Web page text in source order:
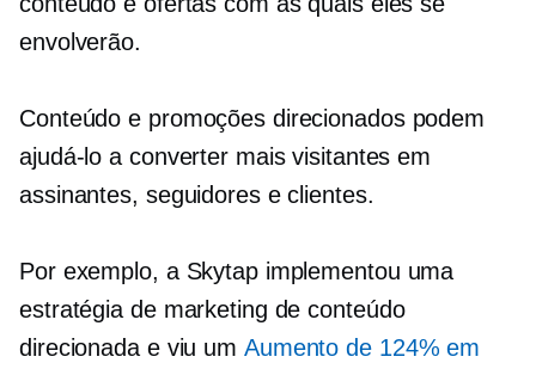
envolverão.
Conteúdo e promoções direcionados podem
ajudá-lo a converter mais visitantes em
assinantes, seguidores e clientes.
Por exemplo, a Skytap implementou uma
estratégia de marketing de conteúdo
direcionada e viu um Aumento de 124% em